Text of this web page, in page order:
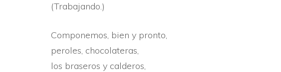
(Trabajando.)
Componemos, bien y pronto,
peroles, chocolateras,
los braseros y calderos,